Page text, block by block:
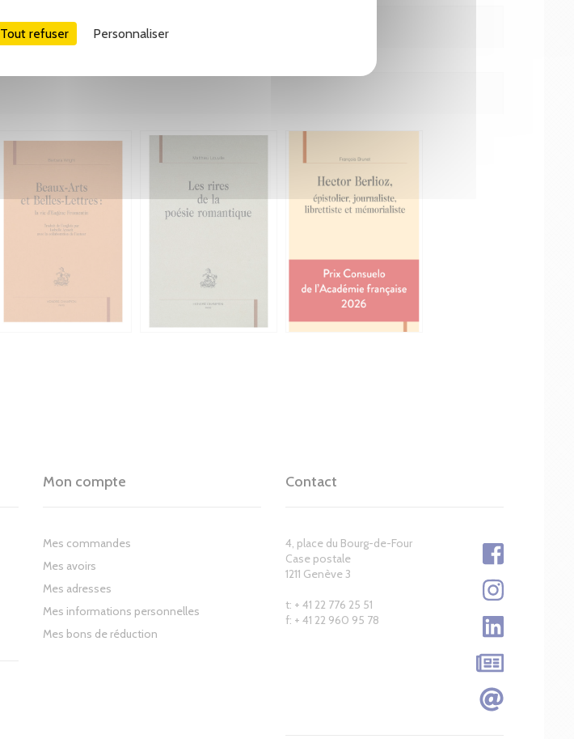
Tout refuser Personnaliser
Mon compte
Mes commandes
Mes avoirs
Mes adresses
Mes informations personnelles
Mes bons de réduction
Contact
4, place du Bourg-de-Four
Case postale
1211 Genève 3
t: + 41 22 776 25 51
f: + 41 22 960 95 78